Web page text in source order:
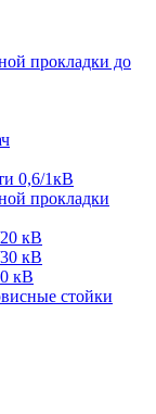
прокладки до
0,6/1кВ
прокладки
кВ
кВ
кВ
стойки